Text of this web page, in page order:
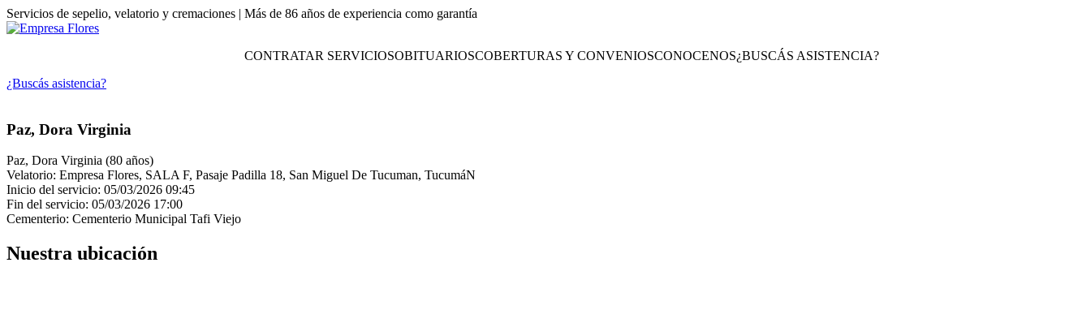
Servicios de sepelio, velatorio y cremaciones | Más de 86 años de experiencia como garantía
CONTRATAR SERVICIOSOBITUARIOSCOBERTURAS Y CONVENIOSCONOCENOS¿BUSCÁS ASISTENCIA?
¿Buscás asistencia?
Paz, Dora Virginia
Paz, Dora Virginia (80 años)
Velatorio: Empresa Flores, SALA F, Pasaje Padilla 18, San Miguel De Tucuman, TucumáN
Inicio del servicio: 05/03/2026 09:45
Fin del servicio: 05/03/2026 17:00
Cementerio: Cementerio Municipal Tafi Viejo
Nuestra ubicación